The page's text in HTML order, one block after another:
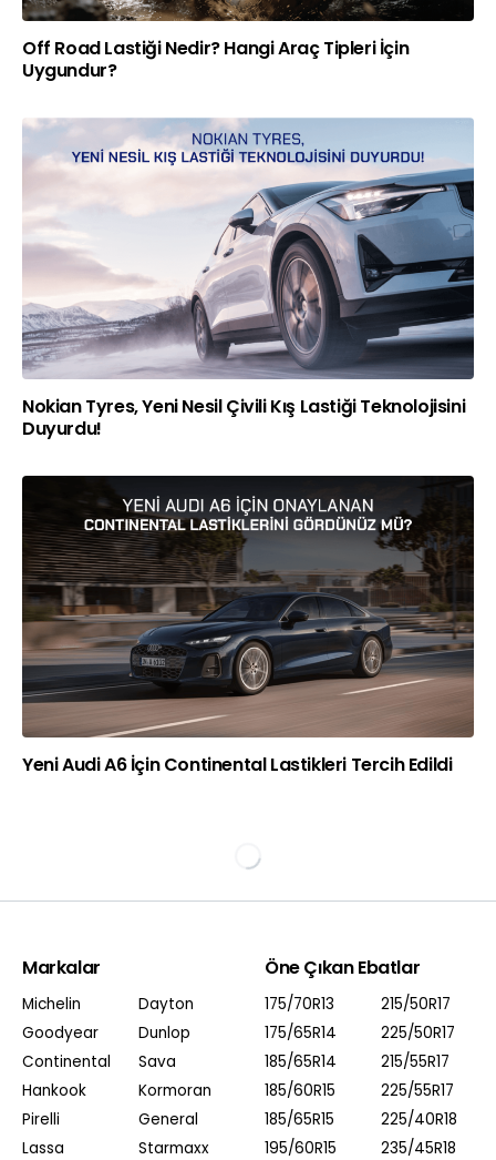
Off Road Lastiği Nedir? Hangi Araç Tipleri İçin
Uygundur?
Nokian Tyres, Yeni Nesil Çivili Kış Lastiği Teknolojisini
Duyurdu!
Yeni Audi A6 İçin Continental Lastikleri Tercih Edildi
Markalar
Michelin
Goodyear
Continental
Hankook
Pirelli
Lassa
Dayton
Dunlop
Sava
Kormoran
General
Starmaxx
Öne Çıkan Ebatlar
175/70R13
175/65R14
185/65R14
185/60R15
185/65R15
195/60R15
215/50R17
225/50R17
215/55R17
225/55R17
225/40R18
235/45R18